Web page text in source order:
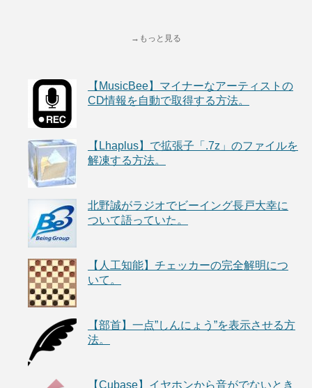
→もっと見る
【MusicBee】マイナーなアーティストの
CD情報を自動で取得する方法。
【Lhaplus】で拡張子「.7z」のファイルを
解凍する方法。
北野誠がラジオでビーイング長戸大幸に
ついて語っていた。
【人工知能】チェッカーの完全解明につ
いて。
【部首】一点”しんにょう”を表示させる方
法。
【Cubase】イヤホンから音がでないとき